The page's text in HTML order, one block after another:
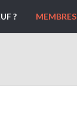
? MEMBRES